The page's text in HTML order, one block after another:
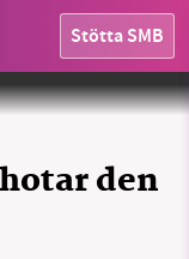
Stötta SMB
den
Bild av Pete från Pixabay